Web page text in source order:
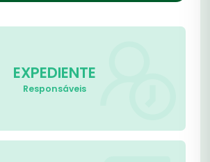
EXPEDIENTE
Responsáveis